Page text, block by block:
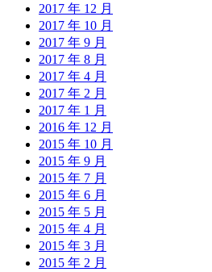
2017 年 12 月
2017 年 10 月
2017 年 9 月
2017 年 8 月
2017 年 4 月
2017 年 2 月
2017 年 1 月
2016 年 12 月
2015 年 10 月
2015 年 9 月
2015 年 7 月
2015 年 6 月
2015 年 5 月
2015 年 4 月
2015 年 3 月
2015 年 2 月